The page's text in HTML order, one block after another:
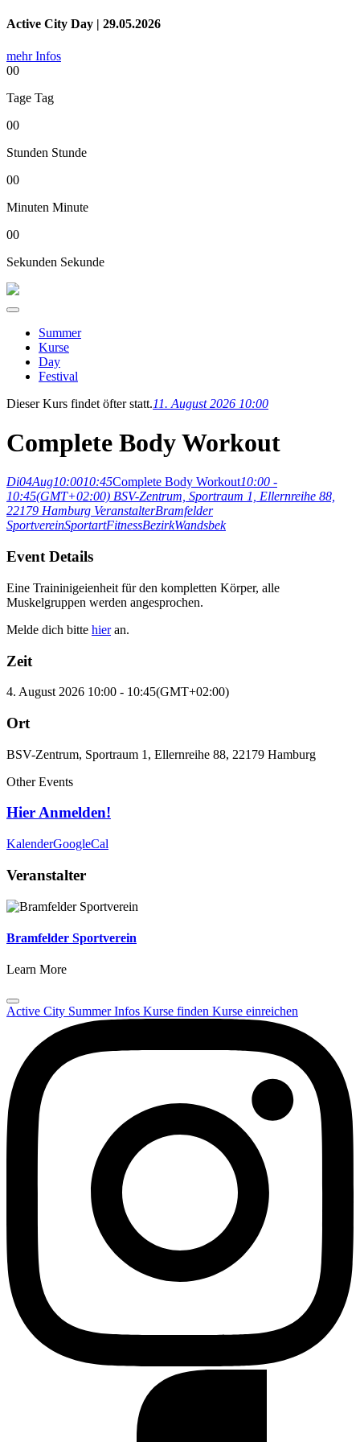
Active City Day | 29.05.2026
mehr Infos
00
Tage Tag
00
Stunden Stunde
00
Minuten Minute
00
Sekunden Sekunde
Summer
Kurse
Day
Festival
Dieser Kurs findet öfter statt.11. August 2026 10:00
Complete Body Workout
Di04Aug10:0010:45Complete Body Workout10:00 -
10:45(GMT+02:00) BSV-Zentrum, Sportraum 1, Ellernreihe 88,
22179 Hamburg VeranstalterBramfelder
SportvereinSportartFitnessBezirkWandsbek
Event Details
Eine Traininigeienheit für den kompletten Körper, alle
Muskelgruppen werden angesprochen.
Melde dich bitte hieran.
Zeit
4. August 2026 10:00 - 10:45(GMT+02:00)
Ort
BSV-Zentrum, Sportraum 1, Ellernreihe 88, 22179 Hamburg
Other Events
Hier Anmelden!
KalenderGoogleCal
Veranstalter
Bramfelder Sportverein
Learn More
Active City SummerInfos Kurse finden Kurse einreichen